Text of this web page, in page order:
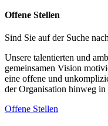
Offene Stellen
Sind Sie auf der Suche
Unsere talentierten und
gemeinsamen Vision
eine offene und
der Organisation hinweg in
Offene Stellen